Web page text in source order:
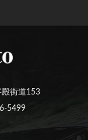
街道153
5499